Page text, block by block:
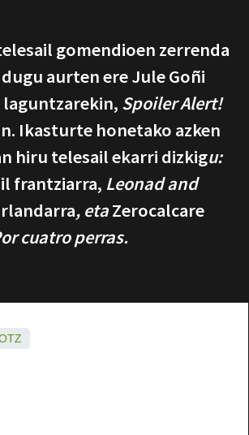
gomendioen zerrenda
aurten ere Jule Goñi
Spoiler Alert!
Ikasturte honetako azken
hiru telesail ekarri dizkigu:
frantziarra, Leonad and
, etaZerocalcare
cuatro perras.